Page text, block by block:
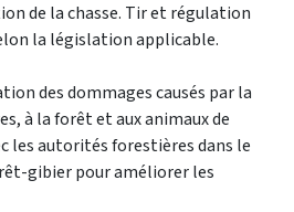
de la chasse. Tir et régulation
la législation applicable.
des dommages causés par la
à la forêt et aux animaux de
les autorités forestières dans le
gibier pour améliorer les